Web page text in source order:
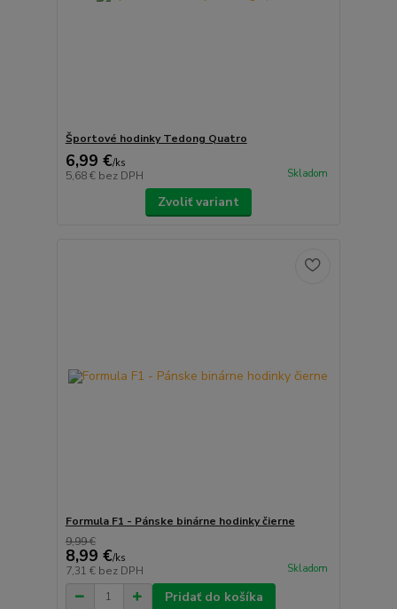
Športové hodinky Tedong Quatro
6,99 €/ks
5,68 € bez DPH Skladom
Zvoliť variant
Formula F1 - Pánske binárne hodinky čierne
9,99 €
8,99 €/ks
7,31 € bez DPH Skladom
Pridať do košíka